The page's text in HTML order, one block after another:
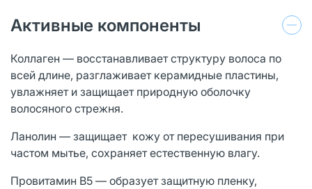
Активные компоненты
Коллаген — восстанавливает структуру волоса по
всей длине, разглаживает керамидные пластины,
увлажняет и защищает природную оболочку
волосяного стрежня.
Ланолин — защищает кожу от пересушивания при
частом мытье, сохраняет естественную влагу.
Провитамин В5 — образует защитную пленку,